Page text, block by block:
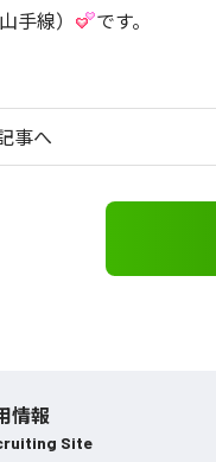
手線） です。
事へ
情報
Site